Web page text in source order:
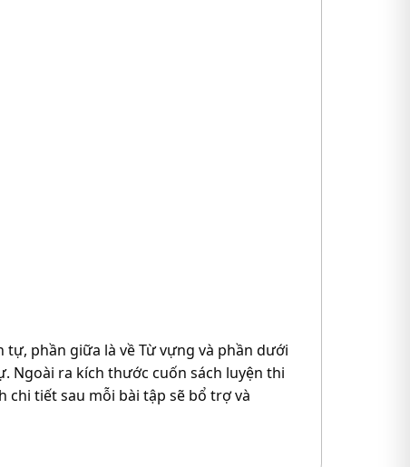
tự, phần giữa là về Từ vựng và phần dưới
Ngoài ra kích thước cuốn sách luyện thi
chi tiết sau mỗi bài tập sẽ bổ trợ và